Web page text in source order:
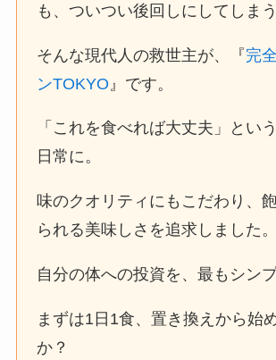
も、ついつい後回しにしてしまう
そんな現代人の救世主が、『完
ンTOKYO 』です。
「これを食べれば大丈夫」とい
日常に。
味のクオリティにもこだわり、
られる美味しさを追求しました。
自分の体への投資を、最もシン
まずは1日1食、置き換えから始
か？